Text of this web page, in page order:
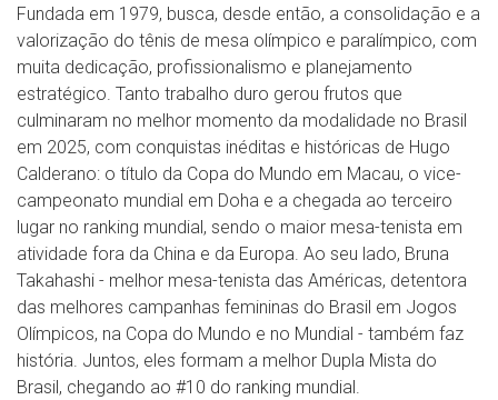
Fundada em 1979, busca, desde então, a consolidação e a
valorização do tênis de mesa olímpico e paralímpico, com
muita dedicação, profissionalismo e planejamento
estratégico. Tanto trabalho duro gerou frutos que
culminaram no melhor momento da modalidade no Brasil
em 2025, com conquistas inéditas e históricas de Hugo
Calderano: o título da Copa do Mundo em Macau, o vice-
campeonato mundial em Doha e a chegada ao terceiro
lugar no ranking mundial, sendo o maior mesa-tenista em
atividade fora da China e da Europa. Ao seu lado, Bruna
Takahashi - melhor mesa-tenista das Américas, detentora
das melhores campanhas femininas do Brasil em Jogos
Olímpicos, na Copa do Mundo e no Mundial - também faz
história. Juntos, eles formam a melhor Dupla Mista do
Brasil, chegando ao #10 do ranking mundial.